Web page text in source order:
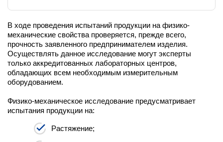
В ходе проведения испытаний продукции на физико-
механические свойства проверяется, прежде всего,
прочность заявленного предпринимателем изделия.
Осуществлять данное исследование могут эксперты
только аккредитованных лабораторных центров,
обладающих всем необходимым измерительным
оборудованием.
Физико-механическое исследование предусматривает
испытания продукции на:
Растяжение;